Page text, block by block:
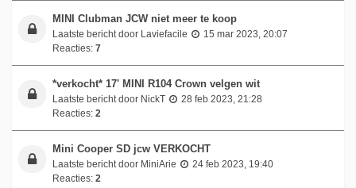
MINI Clubman JCW niet meer te koop
Laatste bericht door Laviefacile
15 mar 2023, 20:07
Reacties: 7
*verkocht* 17' MINI R104 Crown velgen wit
Laatste bericht door NickT
28 feb 2023, 21:28
Reacties: 2
Mini Cooper SD jcw VERKOCHT
Laatste bericht door MiniArie
24 feb 2023, 19:40
Reacties: 2